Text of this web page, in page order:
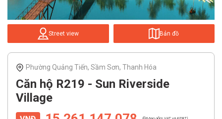
Street view Bản đồ
Phường Quảng Tiến, Sầm Sơn, Thanh Hóa
Căn hộ R219 - Sun Riverside
Village